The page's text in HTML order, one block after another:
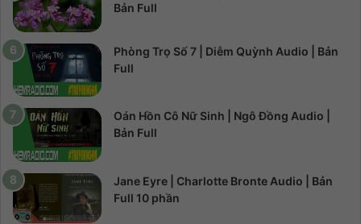
Bản Full
Phòng Trọ Số 7 | Diễm Quỳnh Audio | Bản
Full
Oán Hồn Cô Nữ Sinh | Ngô Đồng Audio |
Bản Full
Jane Eyre | Charlotte Bronte Audio | Bản
Full 10 phần